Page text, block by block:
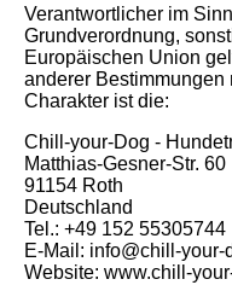
Verantwortlicher im
Grundverordnung,
Europäischen Union
anderer
Charakter ist die:
Chill-your-Dog -
Matthias-Gesner-Str. 60
91154 Roth
Deutschland
Tel.: +49 152 55305744
E-Mail: info@chill-your-
Website: www.chill-